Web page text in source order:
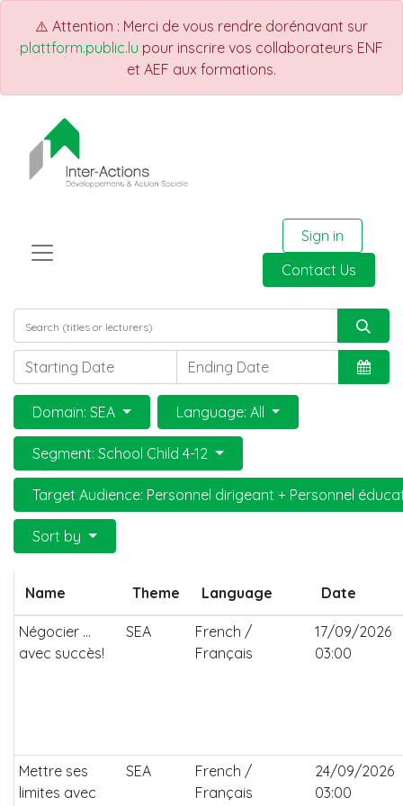
⚠️ Attention : Merci de vous rendre dorénavant sur
plattform.public.lu pour inscrire vos collaborateurs ENF
et AEF aux formations.
Sign in
Contact Us
Domain: SEA Language: All
Segment: School Child 4-12
Target Audience: Personnel dirigeant + Personnel
Sort by
Name Theme Language Date
Négocier ...
avec succès!
SEA
French /
Français
17/09/2026
03:00
Mettre ses
limites avec
SEA
French /
Français
24/09/2026
03:00